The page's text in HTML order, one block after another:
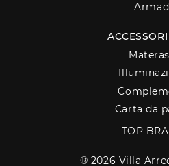
Carta da
TOP
® 2026 Villa